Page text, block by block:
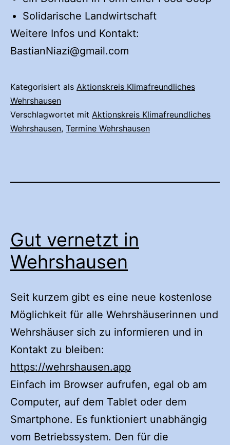
Solidarische Landwirtschaft
Weitere Infos und Kontakt:
BastianNiazi@gmail.com
Kategorisiert als Aktionskreis Klimafreundliches
Wehrshausen
Verschlagwortet mit Aktionskreis Klimafreundliches
Wehrshausen, Termine Wehrshausen
Gut vernetzt in
Wehrshausen
Seit kurzem gibt es eine neue kostenlose
Möglichkeit für alle Wehrshäuserinnen und
Wehrshäuser sich zu informieren und in
Kontakt zu bleiben:
https://wehrshausen.app
Einfach im Browser aufrufen, egal ob am
Computer, auf dem Tablet oder dem
Smartphone. Es funktioniert unabhängig
vom Betriebssystem. Den für die